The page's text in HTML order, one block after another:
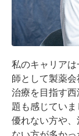
私のキャリア
師として製薬
治療を目指す
題も感じてい
優れない方や